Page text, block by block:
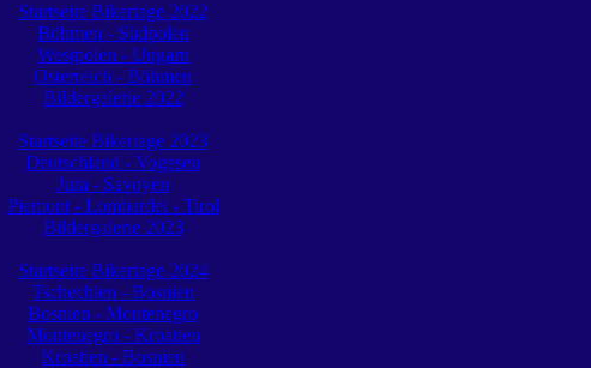
Startseite Bikertage 2022
Böhmen - Südpolen
Westpolen - Ungarn
Österreich - Böhmen
Bildergalerie 2022
Startseite Bikertage 2023
Deutschland - Vogesen
Jura - Savoyen
Piemont - Lombardei - Tirol
Bildergalerie 2023
Startseite Bikertage 2024
Tschechien - Bosnien
Bosnien - Montenegro
Montenegro - Kroatien
Kroatien - Bosnien